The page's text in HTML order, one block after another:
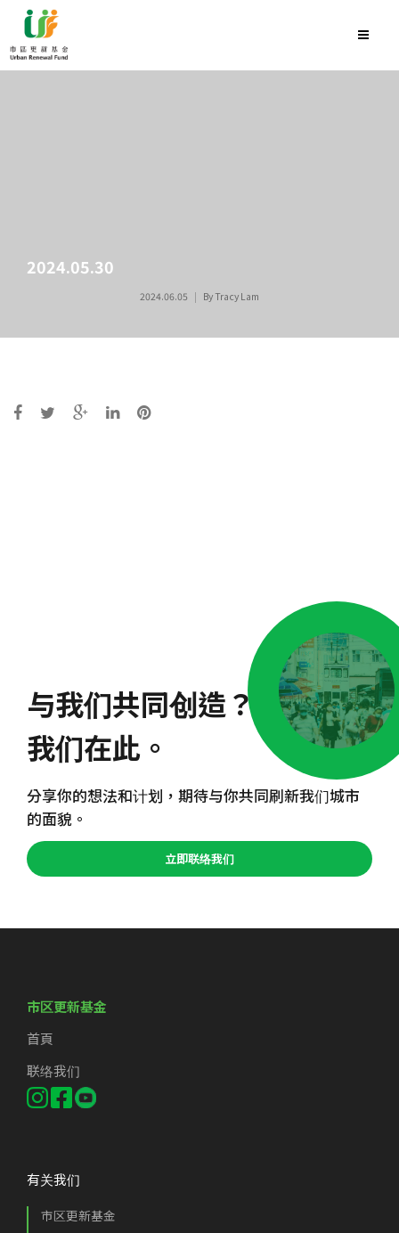
2024.05.30
2024.06.05 ByTracy Lam
与我们共同创造？
我们在此。
分享你的想法和计划，期待与你共同刷新我们城市
的面貌。
立即联络我们
市区更新基金
首頁
联络我们
有关我们
市区更新基金